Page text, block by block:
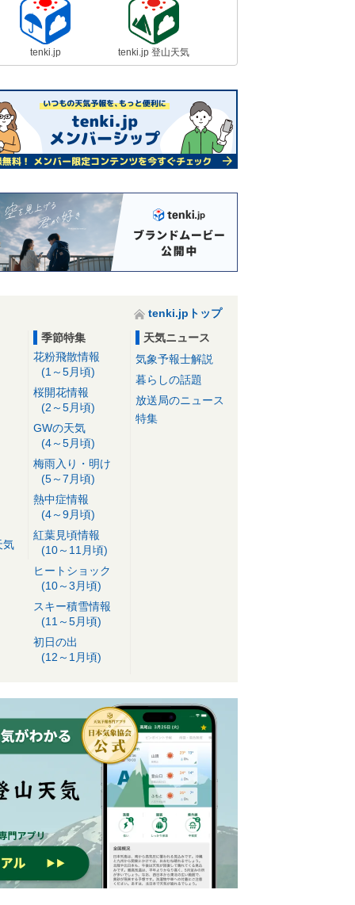
tenki.jp tenki.jp 登山天気
tenki.jpトップ
気
季節特集
花粉飛散情報
(1～5月頃)
桜開花情報
(2～5月頃)
GWの天気
(4～5月頃)
梅雨入り・明け
(5～7月頃)
熱中症情報
(4～9月頃)
紅葉見頃情報
(10～11月頃)
ヒートショック
(10～3月頃)
スキー積雪情報
(11～5月頃)
初日の出
(12～1月頃)
天気ニュース
気象予報士解説
暮らしの話題
放送局のニュース
特集